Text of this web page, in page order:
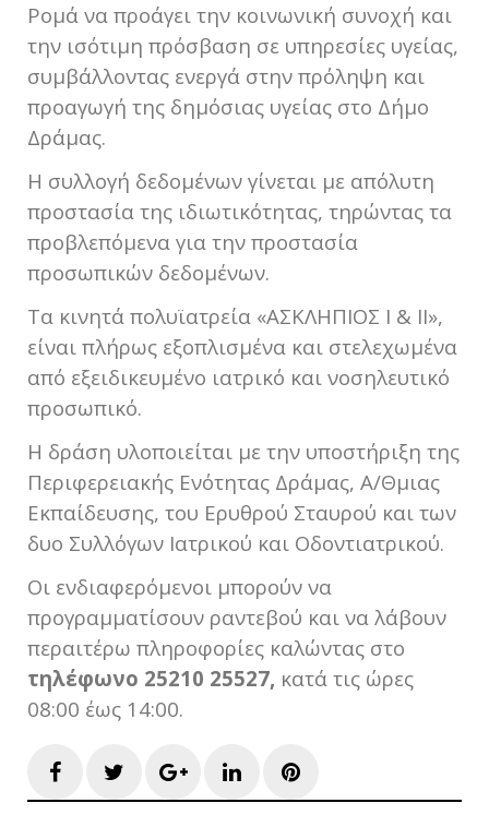
Ρομά να προάγει την κοινωνική συνοχή και
την ισότιμη πρόσβαση σε υπηρεσίες υγείας,
συμβάλλοντας ενεργά στην πρόληψη και
προαγωγή της δημόσιας υγείας στο Δήμο
Δράμας.
Η συλλογή δεδομένων γίνεται με απόλυτη
προστασία της ιδιωτικότητας, τηρώντας τα
προβλεπόμενα για την προστασία
προσωπικών δεδομένων.
Τα κινητά πολυϊατρεία «ΑΣΚΛΗΠΙΟΣ Ι & ΙΙ»,
είναι πλήρως εξοπλισμένα και στελεχωμένα
από εξειδικευμένο ιατρικό και νοσηλευτικό
προσωπικό.
Η δράση υλοποιείται με την υποστήριξη της
Περιφερειακής Ενότητας Δράμας, Α/Θμιας
Εκπαίδευσης, του Ερυθρού Σταυρού και των
δυο Συλλόγων Ιατρικού και Οδοντιατρικού.
Οι ενδιαφερόμενοι μπορούν να
προγραμματίσουν ραντεβού και να λάβουν
περαιτέρω πληροφορίες καλώντας στο
τηλέφωνο 25210 25527, κατά τις ώρες
08:00 έως 14:00.
FacebookTwitterGoogle+LinkedInPinterest